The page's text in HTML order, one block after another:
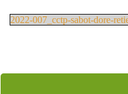
2022-007_cctp-sabot-dore-